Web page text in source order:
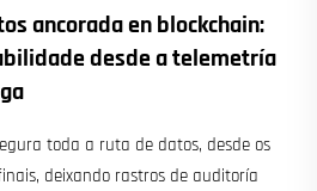
ancorada en blockchain:
desde a telemetría
toda a ruta de datos, desde os
deixando rastros de auditoría